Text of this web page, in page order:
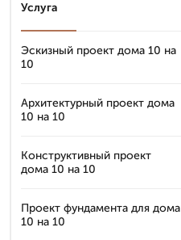
Услуга
Эскизный проект дома 10 на
10
Архитектурный проект дома
10 на 10
Конструктивный проект
дома 10 на 10
Проект фундамента для дома
10 на 10